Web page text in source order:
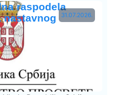
31.07.2026.
raspodela
nastavnog